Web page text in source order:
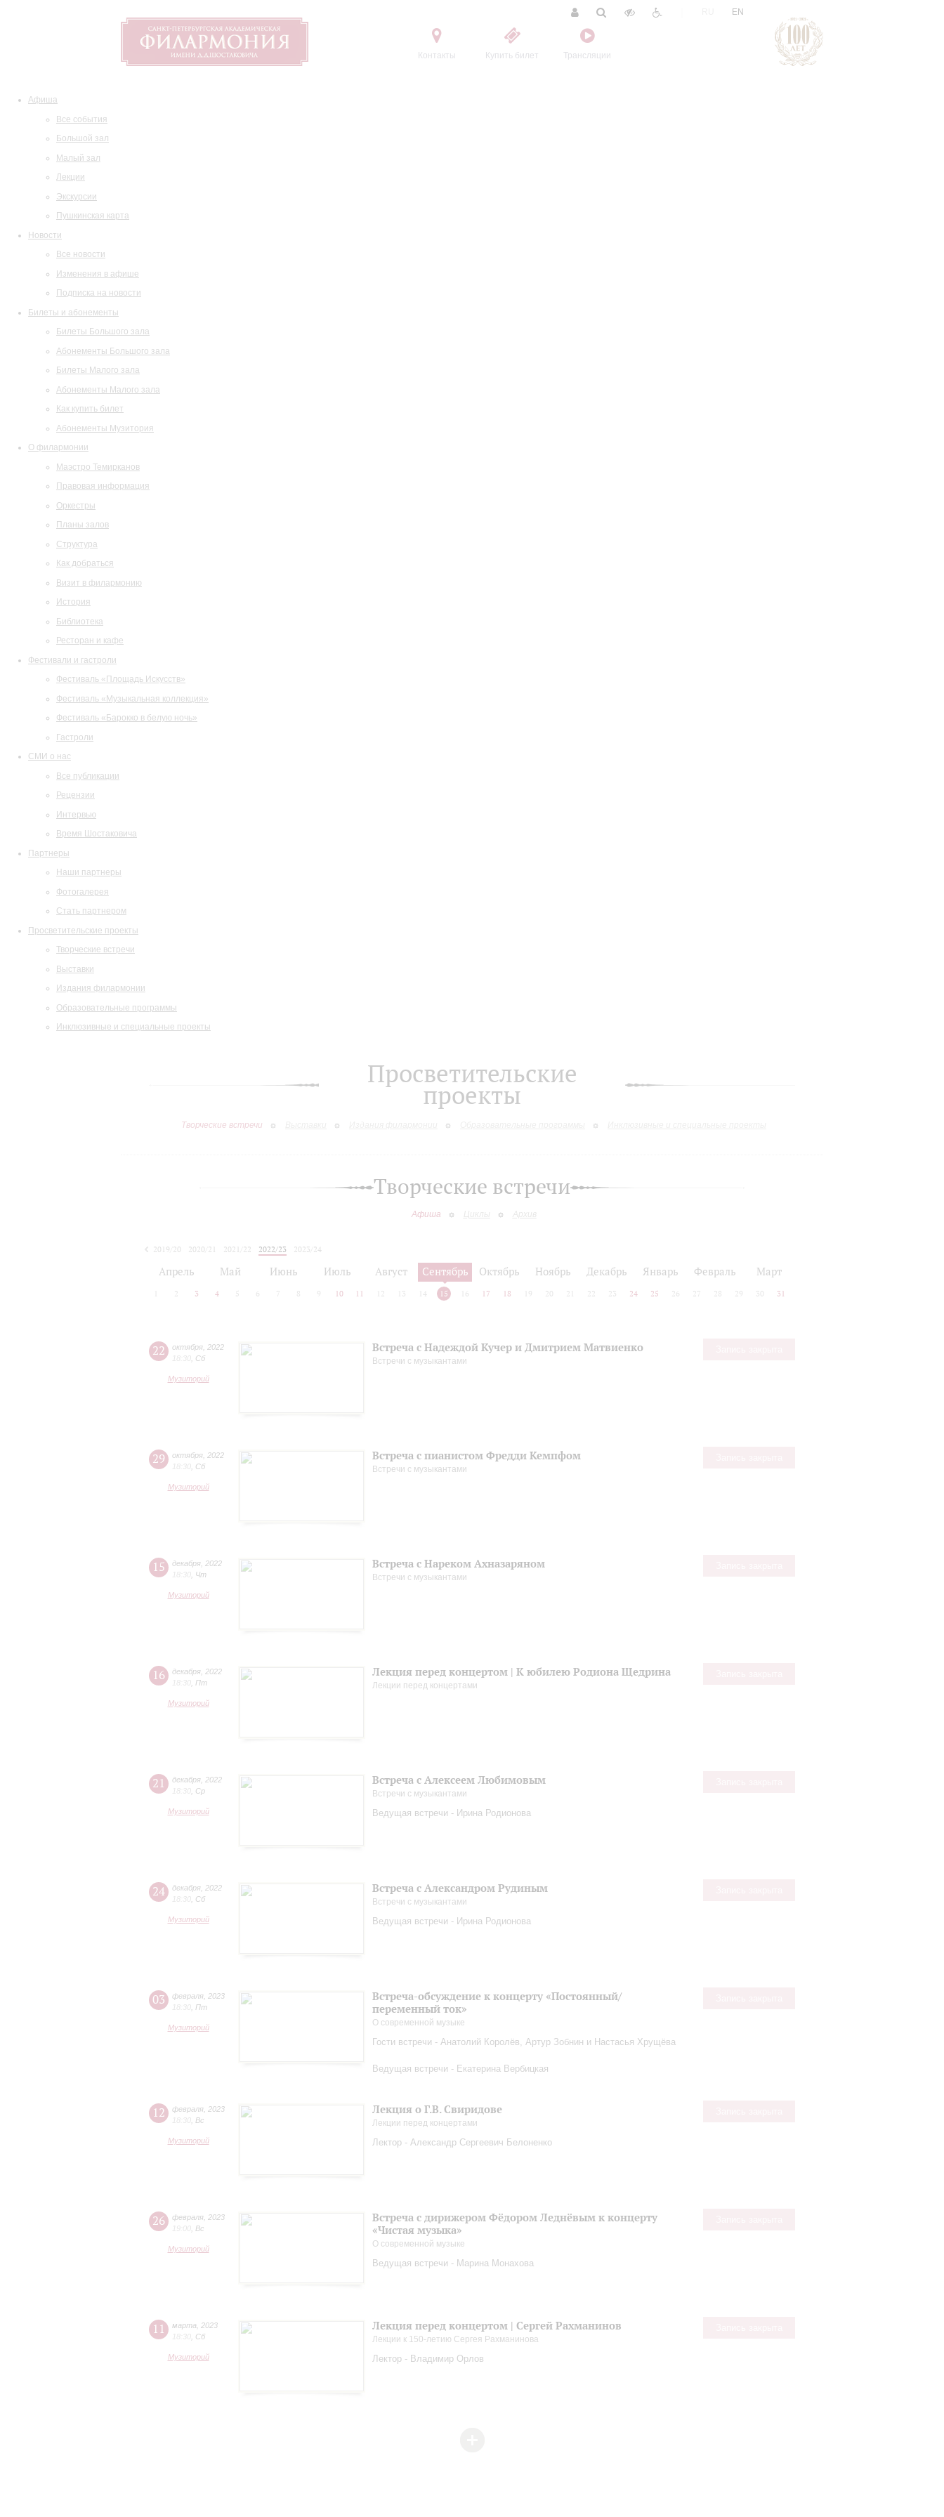
Контакты Купить билет Трансляции
EN
Афиша
Все события
Большой зал
Малый зал
Лекции
Экскурсии
Пушкинская карта
Новости
Все новости
Изменения в афише
Подписка на новости
Билеты и абонементы
Билеты Большого зала
Абонементы Большого зала
Билеты Малого зала
Абонементы Малого зала
Как купить билет
Абонементы Музитория
О филармонии
Маэстро Темирканов
Правовая информация
Оркестры
Планы залов
Структура
Как добраться
Визит в филармонию
История
Библиотека
Ресторан и кафе
Фестивали и гастроли
Фестиваль «Площадь Искусств»
Фестиваль «Музыкальная коллекция»
Фестиваль «Барокко в белую ночь»
Гастроли
СМИ о нас
Все публикации
Рецензии
Интервью
Время Шостаковича
Партнеры
Наши партнеры
Фотогалерея
Стать партнером
Просветительские проекты
Творческие встречи
Выставки
Издания филармонии
Образовательные программы
Инклюзивные и специальные проекты
Просветительские
проекты
Творческие встречи
Творческие встречи
Афиша Циклы Архив
2019/20 2020/21 2021/22 2022/23
2023/24
Апрель Май Июнь Июль Август Сентябрь Октябрь Ноябрь Декабрь Январь Февраль Март
2 3 4 5 6 7 8 9 10 11 12 13 14 15 16 17 18 19 20 21 22 23 24 25 26 27 28 29 30 31
22 октября 2022
18:30 Сб
Музиторий
Встреча с Надеждой Кучер и Дмитрием Матвиенко
Встречи с музыкантами
29 октября 2022
18:30 Сб
Музиторий
Встреча с пианистом Фредди Кемпфом
Встречи с музыкантами
15 декабря 2022
18:30 Чт
Музиторий
Встреча с Нареком Ахназаряном
Встречи с музыкантами
16 декабря 2022
18:30 Пт
Музиторий
Лекция перед концертом | К юбилею Родиона Щедрина
Лекции перед концертами
21 декабря 2022
18:30 Ср
Музиторий
Встреча с Алексеем Любимовым
Встречи с музыкантами
Ведущая встречи - Ирина Родионова
24 декабря 2022
18:30 Сб
Музиторий
Встреча с Александром Рудиным
Встречи с музыкантами
Ведущая встречи - Ирина Родионова
03 февраля 2023
18:30 Пт
Музиторий
Встреча-обсуждение к концерту «Постоянный/
переменный ток»
О современной музыке
Гости встречи - Анатолий Королёв, Артур Зобнин и Настасья Хрущёва
Ведущая встречи - Екатерина Вербицкая
12 февраля 2023
18:30 Вс
Музиторий
Лекция о Г.В. Свиридове
Лекции перед концертами
Лектор - Александр Сергеевич Белоненко
26 февраля 2023
19:00 Вс
Музиторий
Встреча с дирижером Фёдором Леднёвым к концерту
«Чистая музыка»
О современной музыке
Ведущая встречи - Марина Монахова
11 марта
2023
18:30 Сб
Музиторий
Лекция перед концертом | Сергей Рахманинов
Лекции к 150-летию Сергея Рахманинова
Лектор - Владимир Орлов